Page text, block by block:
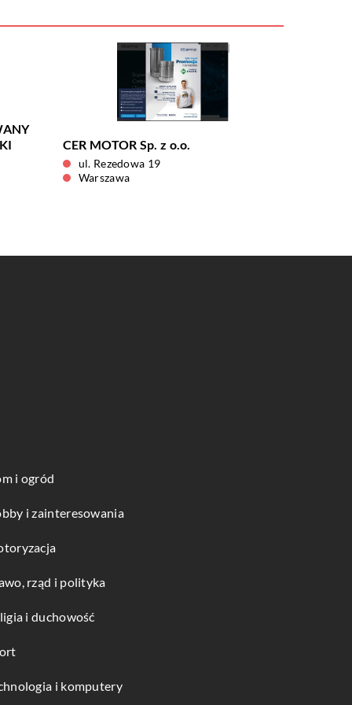
CER MOTOR Sp. z o.o.
ul. Rezedowa 19
Warszawa
i ogród
i zainteresowania
rząd i polityka
i duchowość
i komputery